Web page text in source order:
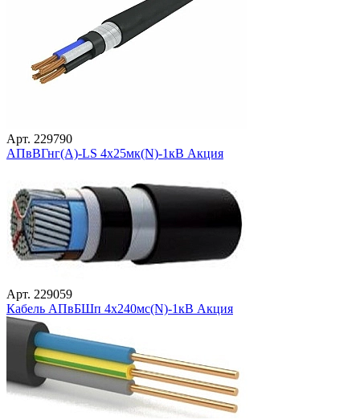
Арт. 229790
АПвВГнг(А)-LS 4х25мк(N)-1кВ Акция
Арт. 229059
Кабель АПвБШп 4х240мс(N)-1кВ Акция